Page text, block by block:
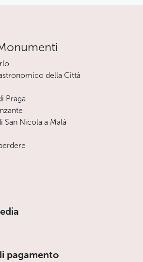
della Città
Praga
San Nicola a Malá
pagamento